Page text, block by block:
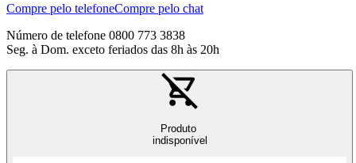
Compre pelo telefoneCompre pelo chat
Número de telefone 0800 773 3838
Seg. à Dom. exceto feriados das 8h às 20h
Produto
indisponível